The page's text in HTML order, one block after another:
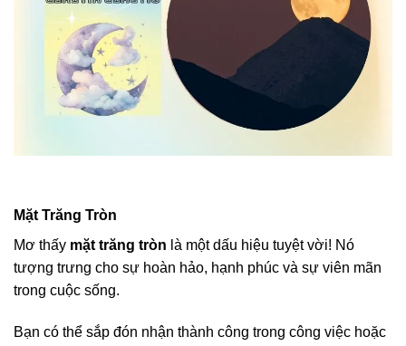
Mặt Trăng Tròn
Mơ thấy mặt trăng tròn là một dấu hiệu tuyệt vời! Nó
tượng trưng cho sự hoàn hảo, hạnh phúc và sự viên mãn
trong cuộc sống.
Bạn có thể sắp đón nhận thành công trong công việc hoặc